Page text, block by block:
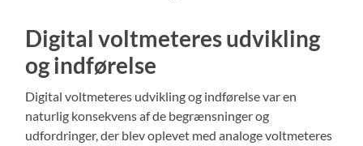
Digital voltmeteres udvikling
og indførelse
Digital voltmeteres udvikling og indførelse var en
naturlig konsekvens af de begrænsninger og
udfordringer, der blev oplevet med analoge voltmeteres